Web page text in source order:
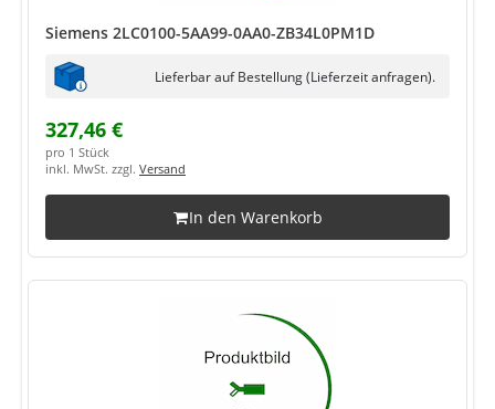
Siemens 2LC0100-5AA99-0AA0-ZB34L0PM1D
Lieferbar auf Bestellung (Lieferzeit anfragen).
327,46 €
pro 1 Stück
inkl. MwSt. zzgl. Versand
In den Warenkorb